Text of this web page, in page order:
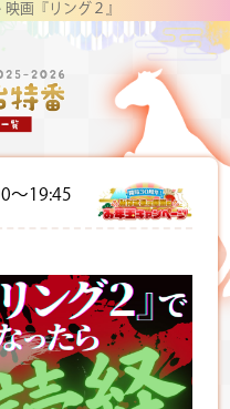
映画『リング２』
～19:45